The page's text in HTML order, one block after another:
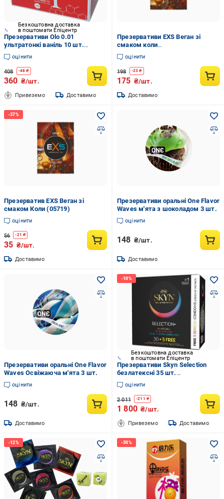
Безкоштовна доставка
в поштомати Епіцентр
Презервативи Olo 0.01
ультратонкі ваніль 10 шт.
(6400230143)
оцінити
408 -48 ₴
360 ₴/шт.
Привеземо Доставимо
Презервативи EXS Веган зі
смаком коли
(05719/400exsmixflav)
оцінити
198 -23 ₴
175 ₴/шт.
Доставимо
Презерватив EXS Веган зі
смаком Коли (05719)
оцінити
56 -21 ₴
35 ₴/шт.
Доставимо
Презервативи оральні One Flavor
Waves м'ята з шоколадом 3 шт.
оцінити
148 ₴/шт.
Доставимо
Презервативи оральні One Flavor
Waves Освіжаюча м'ята 3 шт.
оцінити
148 ₴/шт.
Доставимо
Безкоштовна доставка
в поштомати Епіцентр
Презервативи Skyn ​​Selection
безлатексні 35 шт.
(ROZ6400230343)
оцінити
2 011 -211 ₴
1 800 ₴/шт.
Привеземо Доставимо